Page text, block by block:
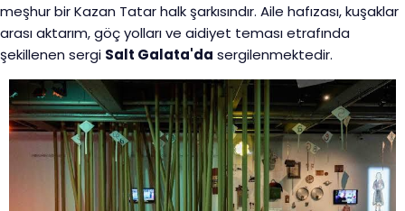
meşhur bir Kazan Tatar halk şarkısındır. Aile hafızası, kuşaklar
arası aktarım, göç yolları ve aidiyet teması etrafında
şekillenen sergi Salt Galata'da sergilenmektedir.